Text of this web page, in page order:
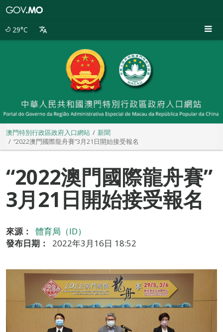
29°C
澳門特別行政區政府入口網站
新聞
“2022澳門國際龍舟賽”3月21日開始接受報名
“2022澳門國際龍舟賽”
3月21日開始接受報名
來源：
體育局（ID）
發布日期：
2022年3月16日 18:52